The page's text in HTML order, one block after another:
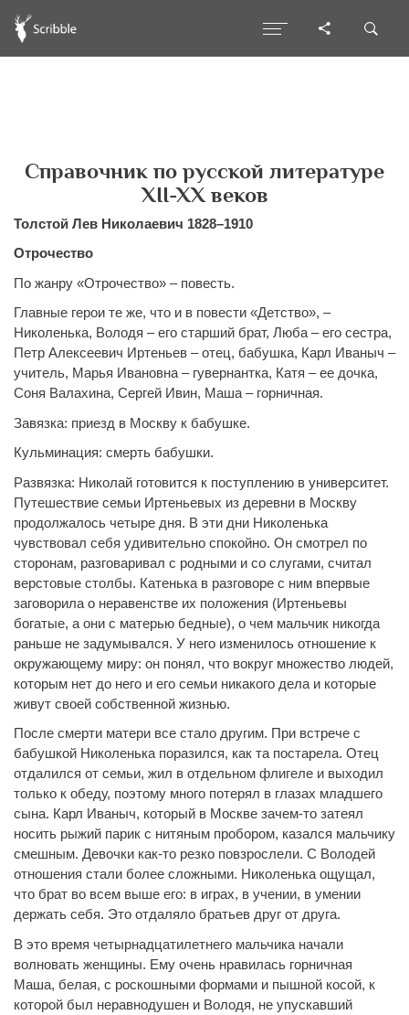
Справочник по русской литературе
XII-XX веков
Толстой Лев Николаевич 1828–1910
Отрочество
По жанру «Отрочество» – повесть.
Главные герои те же, что и в повести «Детство», –
Николенька, Володя – его старший брат, Люба – его сестра,
Петр Алексеевич Иртеньев – отец, бабушка, Карл Иваныч –
учитель, Марья Ивановна – гувернантка, Катя – ее дочка,
Соня Валахина, Сергей Ивин, Маша – горничная.
Завязка: приезд в Москву к бабушке.
Кульминация: смерть бабушки.
Развязка: Николай готовится к поступлению в университет.
Путешествие семьи Иртеньевых из деревни в Москву
продолжалось четыре дня. В эти дни Николенька
чувствовал себя удивительно спокойно. Он смотрел по
сторонам, разговаривал с родными и со слугами, считал
верстовые столбы. Катенька в разговоре с ним впервые
заговорила о неравенстве их положения (Иртеньевы
богатые, а они с матерью бедные), о чем мальчик никогда
раньше не задумывался. У него изменилось отношение к
окружающему миру: он понял, что вокруг множество людей,
которым нет до него и его семьи никакого дела и которые
живут своей собственной жизнью.
После смерти матери все стало другим. При встрече с
бабушкой Николенька поразился, как та постарела. Отец
отдалился от семьи, жил в отдельном флигеле и выходил
только к обеду, поэтому много потерял в глазах младшего
сына. Карл Иваныч, который в Москве зачем-то затеял
носить рыжий парик с нитяным пробором, казался мальчику
смешным. Девочки как-то резко повзрослели. С Володей
отношения стали более сложными. Николенька ощущал,
что брат во всем выше его: в играх, в учении, в умении
держать себя. Это отдаляло братьев друг от друга.
В это время четырнадцатилетнего мальчика начали
волновать женщины. Ему очень нравилась горничная
Маша, белая, с роскошными формами и пышной косой, к
которой был неравнодушен и Володя, не упускавший